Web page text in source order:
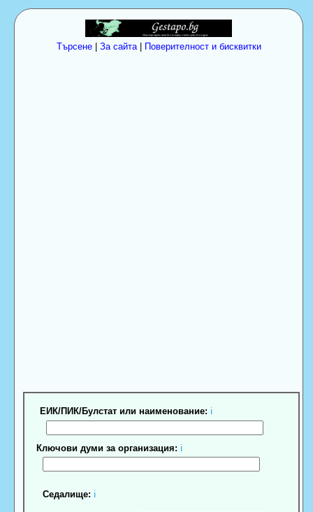
Търсене| За сайта| Поверителност и бисквитки
ЕИК/ПИК/Булстат или наименование: ℹ
Ключови думи за организация: ℹ
Седалище: ℹ